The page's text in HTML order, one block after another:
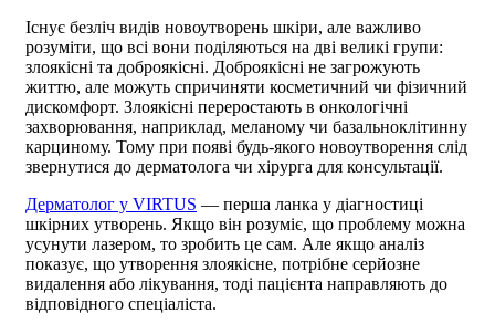
Існує безліч видів новоутворень шкіри, але важливо
розуміти, що всі вони поділяються на дві великі групи:
злоякісні та доброякісні. Доброякісні не загрожують
життю, але можуть спричиняти косметичний чи фізичний
дискомфорт. Злоякісні переростають в онкологічні
захворювання, наприклад, меланому чи базальноклітинну
карциному. Тому при появі будь-якого новоутворення слід
звернутися до дерматолога чи хірурга для консультації.
Дерматолог у VIRTUS — перша ланка у діагностиці
шкірних утворень. Якщо він розуміє, що проблему можна
усунути лазером, то зробить це сам. Але якщо аналіз
показує, що утворення злоякісне, потрібне серйозне
видалення або лікування, тоді пацієнта направляють до
відповідного спеціаліста.